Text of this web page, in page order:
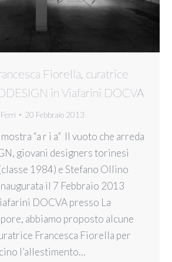
Fiorella, curatrice
in Viafarini DOCVA
20 Febbraio 2013
“a r i a” Il vuoto che arreda
giovani designers torinesi
1984) e Stefano Ollino
il 7 Febbraio 2013
DOCVA presso La
abbiamo proposto alcune
Francesca Fiorella per
l’allestimento…